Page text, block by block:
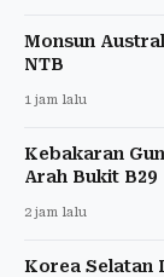
Monsun
NTB
1 jam lalu
Kebakaran
Arah Bukit B29
2 jam lalu
Korea Selatan